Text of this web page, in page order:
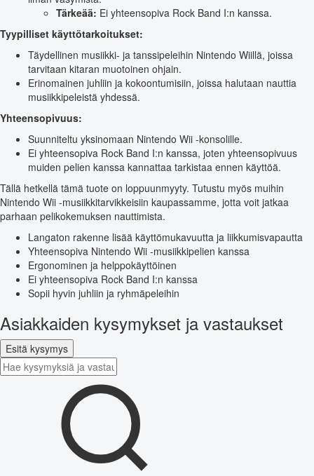
Tärkeää: Ei yhteensopiva Rock Band I:n kanssa.
Tyypilliset käyttötarkoitukset:
Täydellinen musiikki- ja tanssipeleihin Nintendo Wiillä, joissa
tarvitaan kitaran muotoinen ohjain.
Erinomainen juhliin ja kokoontumisiin, joissa halutaan nauttia
musiikkipeleistä yhdessä.
Yhteensopivuus:
Suunniteltu yksinomaan Nintendo Wii -konsolille.
Ei yhteensopiva Rock Band I:n kanssa, joten yhteensopivuus
muiden pelien kanssa kannattaa tarkistaa ennen käyttöä.
Tällä hetkellä tämä tuote on loppuunmyyty. Tutustu myös muihin
Nintendo Wii -musiikkitarvikkeisiin kaupassamme, jotta voit jatkaa
parhaan pelikokemuksen nauttimista.
Langaton rakenne lisää käyttömukavuutta ja liikkumisvapautta
Yhteensopiva Nintendo Wii -musiikkipelien kanssa
Ergonominen ja helppokäyttöinen
Ei yhteensopiva Rock Band I:n kanssa
Sopii hyvin juhliin ja ryhmäpeleihin
Asiakkaiden kysymykset ja vastaukset
Esitä kysymys